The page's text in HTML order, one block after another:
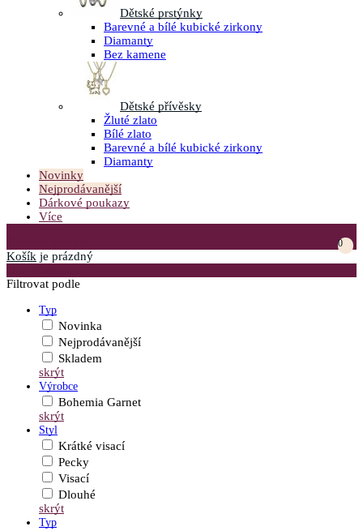
Dětské prstýnky
Barevné a bílé kubické zirkony
Diamanty
Bez kamene
Dětské přívěsky
Žluté zlato
Bílé zlato
Barevné a bílé kubické zirkony
Diamanty
Novinky
Nejprodávanější
Dárkové poukazy
Více
0
Košík je prázdný
Filtrovat podle
Typ
Novinka
Nejprodávanější
Skladem
skrýt
Výrobce
Bohemia Garnet
skrýt
Styl
Krátké visací
Pecky
Visací
Dlouhé
skrýt
Typ